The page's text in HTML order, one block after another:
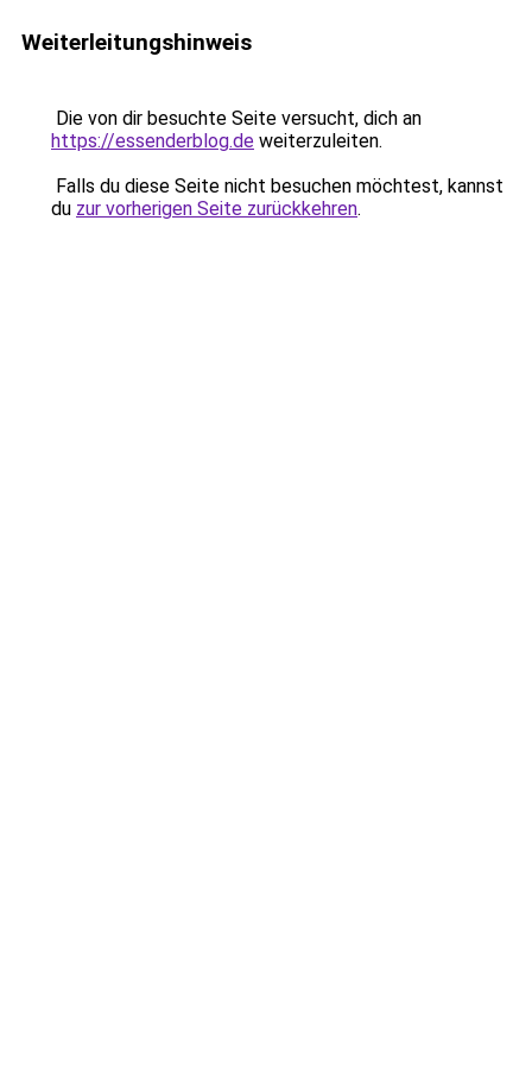
Weiterleitungshinweis
Die von dir besuchte Seite versucht, dich an
https://essenderblog.de weiterzuleiten.
Falls du diese Seite nicht besuchen möchtest, kannst
du zur vorherigen Seite zurückkehren.